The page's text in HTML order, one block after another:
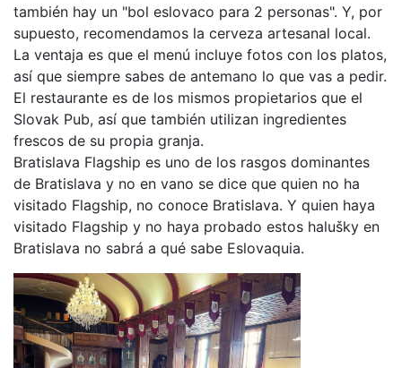
también hay un "bol eslovaco para 2 personas". Y, por
supuesto, recomendamos la cerveza artesanal local.
La ventaja es que el menú incluye fotos con los platos,
así que siempre sabes de antemano lo que vas a pedir.
El restaurante es de los mismos propietarios que el
Slovak Pub, así que también utilizan ingredientes
frescos de su propia granja.
Bratislava Flagship es uno de los rasgos dominantes
de Bratislava y no en vano se dice que quien no ha
visitado Flagship, no conoce Bratislava. Y quien haya
visitado Flagship y no haya probado estos halušky en
Bratislava no sabrá a qué sabe Eslovaquia.